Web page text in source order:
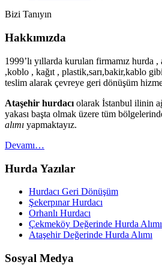
Bizi Tanıyın
Hakkımızda
1999’lı yıllarda kurulan firmamız
,koblo , kağıt , plastik,sarı,bakir,kablo
teslim alarak çevreye geri dönüşüm
Ataşehir hurdacı olarak İstanbul ilinin
yakası başta olmak üzere tüm
alımı yapmaktayız.
Devamı…
Hurda Yazılar
Hurdacı Geri Dönüşüm
Şekerpınar Hurdacı
Orhanlı Hurdacı
Çekmeköy Değerinde Hurda Alımı
Ataşehir Değerinde Hurda Alımı
Sosyal Medya